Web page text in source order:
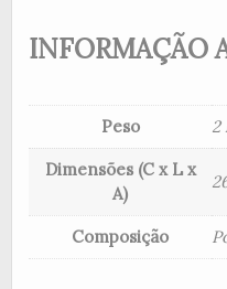
INFORMAÇÃO
Peso 2
Dimensões (C x L x
A)
Composição